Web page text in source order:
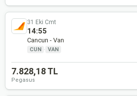
31 Eki Cmt
14:55
Cancun - Van
CUN · VAN
7.828,18 TL
Pegasus